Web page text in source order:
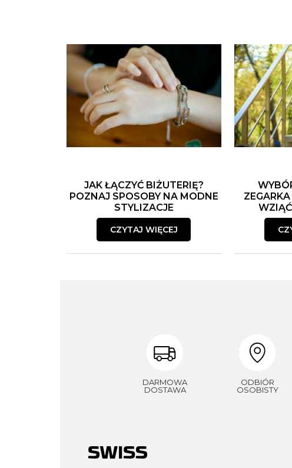
JAK ŁĄCZYĆ BIŻUTERIĘ?
POZNAJ SPOSOBY NA MODNE
STYLIZACJE
CZYTAJ WIĘCEJ
DARMOWA
DOSTAWA
ODBIÓR
OSOBISTY